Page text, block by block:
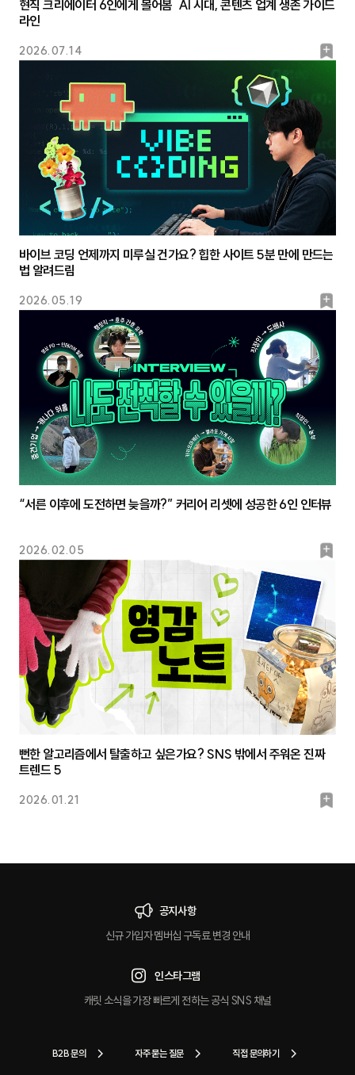
2026.07.14
북
크
현직 크리에이터 6인에게 몰어봄 AI 시대, 콘텐츠 업계 생존 가이드
라인
2026.05.19
북
크
바이브 코딩 언제까지 미루실 건가요? 힙한 사이트 5분 만에 만드는
법 알려드림
2026.02.05
북
크
“서른 이후에 도전하면 늦을까?” 커리어 리셋에 성공한 6인 인터뷰
2026.01.21
북
뻔한 알고리즘에서 탈출하고 싶은가요? SNS 밖에서 주워온 진짜
트렌드 5
공지사항
신규 가입자 멤버십 구독료 변경 안내
인스타그램
캐릿 소식을 가장 빠르게 전하는 공식 SNS 채널
B2B 문의 자주 묻는 질문 직접 문의하기